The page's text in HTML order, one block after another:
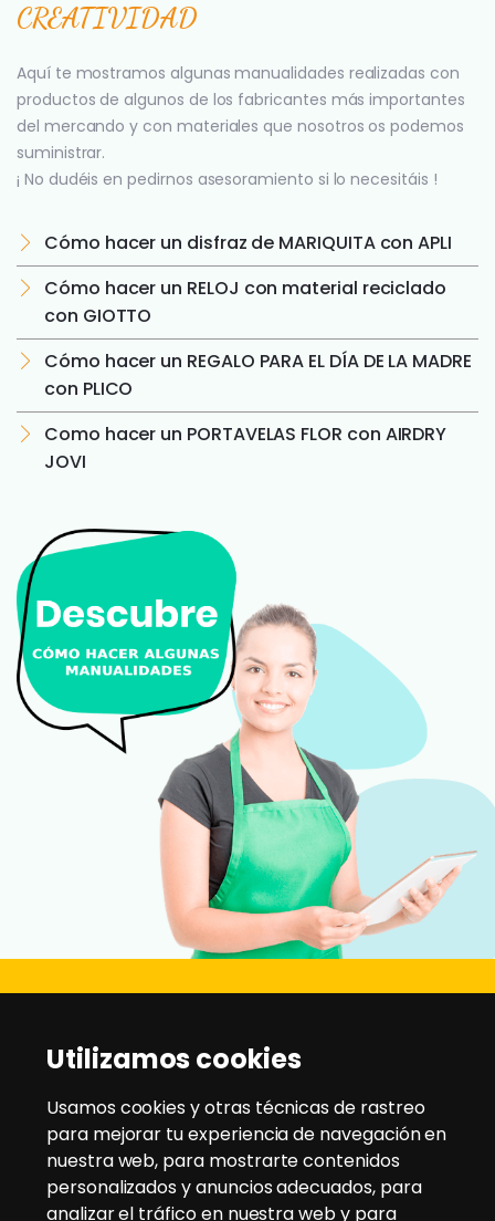
Utilizamos cookies
Usamos cookies y otras técnicas de rastreo
para mejorar tu experiencia de navegación en
nuestra web, para mostrarte contenidos
personalizados y anuncios adecuados, para
analizar el tráfico en nuestra web y para
CREATIVIDAD
Aquí te mostramos algunas manualidades realizadas con
productos de algunos de los fabricantes más importantes
del mercando y con materiales que nosotros os podemos
suministrar.
¡ No dudéis en pedirnos asesoramiento si lo necesitáis !
Cómo hacer un disfraz de MARIQUITA con APLI
Cómo hacer un RELOJ con material reciclado
con GIOTTO
Cómo hacer un REGALO PARA EL DÍA DE LA MADRE
con PLICO
Como hacer un PORTAVELAS FLOR con AIRDRY
JOVI
C/ Rio Jarama, 21 - Pol. Ind. Montesol
Tlfno:91 604 95 35/91 604 94 58
Email:disanz@disanz.es